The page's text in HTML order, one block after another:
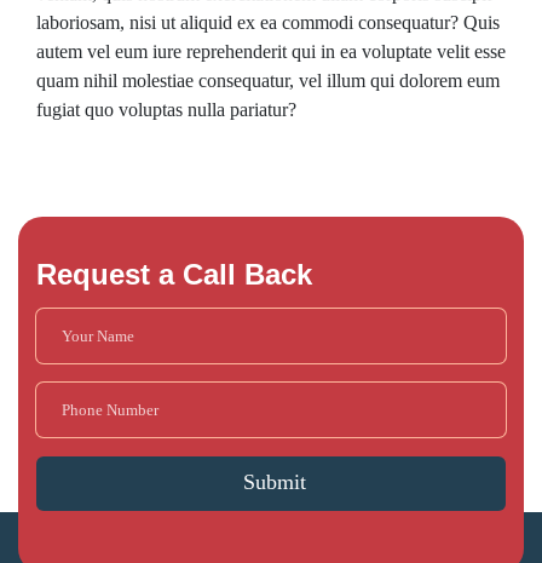
laboriosam, nisi ut aliquid ex ea commodi consequatur? Quis
autem vel eum iure reprehenderit qui in ea voluptate velit esse
quam nihil molestiae consequatur, vel illum qui dolorem eum
fugiat quo voluptas nulla pariatur?
Request a Call Back